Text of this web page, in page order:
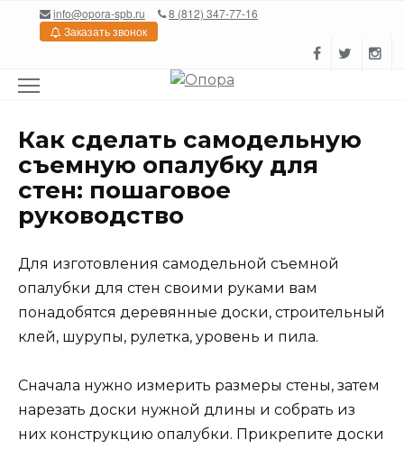
Перейтиinfo@opora-spb.ru
8 (812) 347-77-16
Заказать звонок
Как сделать самодельную
съемную опалубку для
стен: пошаговое
руководство
Для изготовления самодельной съемной
опалубки для стен своими руками вам
понадобятся деревянные доски, строительный
клей, шурупы, рулетка, уровень и пила.
Сначала нужно измерить размеры стены, затем
нарезать доски нужной длины и собрать из
них конструкцию опалубки. Прикрепите доски